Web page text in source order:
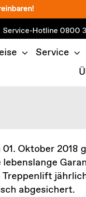
Service-Hotline0800
Service
Oktober 2018
Treppenlift
abgesichert.